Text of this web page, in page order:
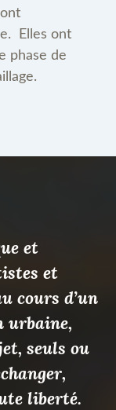
Elles ont
phase de
et
et
cours d’un
urbaine,
seuls ou
liberté.